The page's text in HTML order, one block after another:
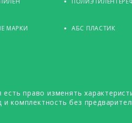
МАРКИ АБС ПЛАСТИК
право изменять
и комплектность без